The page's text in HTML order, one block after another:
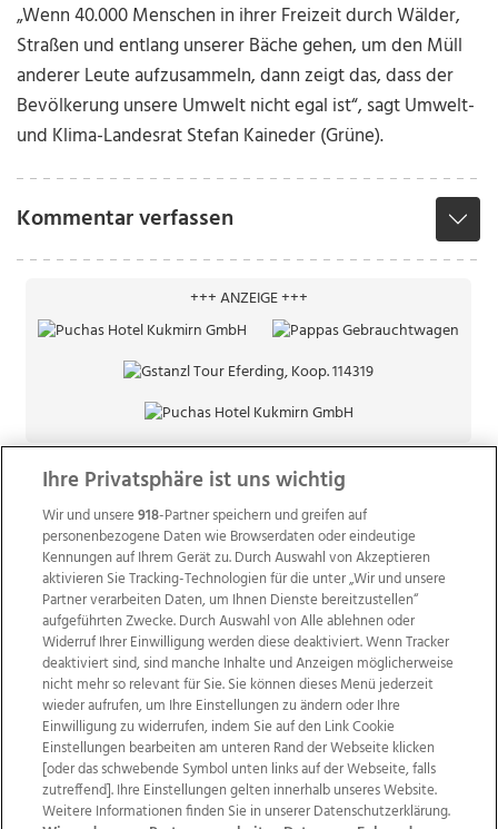
„Wenn 40.000 Menschen in ihrer Freizeit durch Wälder,
Straßen und entlang unserer Bäche gehen, um den Müll
anderer Leute aufzusammeln, dann zeigt das, dass der
Bevölkerung unsere Umwelt nicht egal ist“, sagt Umwelt-
und Klima-Landesrat Stefan Kaineder (Grüne).
Kommentar verfassen
+++ ANZEIGE +++
Wir über uns Mediadaten Kontakt
Jobs
Datenschutz
Impressum
AGB Anzeigekunden
AGB Website
Ehrenkodex Politische Werbung
Ihre Privatsphäre ist uns wichtig
Wir und unsere918-Partner speichern und greifen auf
personenbezogene Daten wie Browserdaten oder eindeutige
Kennungen auf Ihrem Gerät zu. Durch Auswahl von Akzeptieren
aktivieren Sie Tracking-Technologien für die unter „Wir und unsere
Partner verarbeiten Daten, um Ihnen Dienste bereitzustellen“
aufgeführten Zwecke. Durch Auswahl von Alle ablehnen oder
Widerruf Ihrer Einwilligung werden diese deaktiviert. Wenn Tracker
deaktiviert sind, sind manche Inhalte und Anzeigen möglicherweise
nicht mehr so relevant für Sie. Sie können dieses Menü jederzeit
wieder aufrufen, um Ihre Einstellungen zu ändern oder Ihre
Einwilligung zu widerrufen, indem Sie auf den Link Cookie
Einstellungen bearbeiten am unteren Rand der Webseite klicken
[oder das schwebende Symbol unten links auf der Webseite, falls
zutreffend]. Ihre Einstellungen gelten innerhalb unseres Website.
Weitere Informationen finden Sie in unserer Datenschutzerklärung.